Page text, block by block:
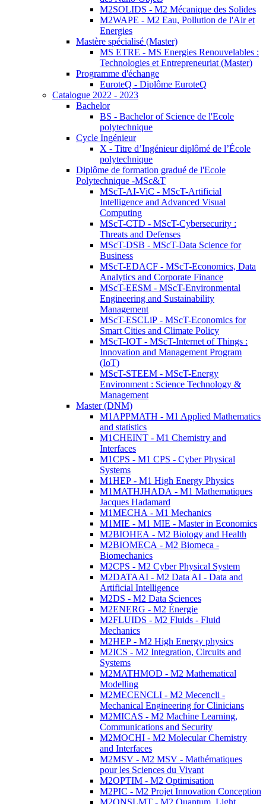
M2SOLIDS - M2 Mécanique des Solides
M2WAPE - M2 Eau, Pollution de l'Air et
Energies
Mastère spécialisé (Master)
MS ETRE - MS Energies Renouvelables :
Technologies et Entrepreneuriat (Master)
Programme d'échange
EuroteQ - Diplôme EuroteQ
Catalogue 2022 - 2023
Bachelor
BS - Bachelor of Science de l'Ecole
polytechnique
Cycle Ingénieur
X - Titre d’Ingénieur diplômé de l’École
polytechnique
Diplôme de formation gradué de l'Ecole
Polytechnique -MSc&T
MScT-AI-ViC - MScT-Artificial
Intelligence and Advanced Visual
Computing
MScT-CTD - MScT-Cybersecurity :
Threats and Defenses
MScT-DSB - MScT-Data Science for
Business
MScT-EDACF - MScT-Economics, Data
Analytics and Corporate Finance
MScT-EESM - MScT-Environmental
Engineering and Sustainability
Management
MScT-ESCLiP - MScT-Economics for
Smart Cities and Climate Policy
MScT-IOT - MScT-Internet of Things :
Innovation and Management Program
(IoT)
MScT-STEEM - MScT-Energy
Environment : Science Technology &
Management
Master (DNM)
M1APPMATH - M1 Applied Mathematics
and statistics
M1CHEINT - M1 Chemistry and
Interfaces
M1CPS - M1 CPS - Cyber Physical
Systems
M1HEP - M1 High Energy Physics
M1MATHJHADA - M1 Mathematiques
Jacques Hadamard
M1MECHA - M1 Mechanics
M1MIE - M1 MIE - Master in Economics
M2BIOHEA - M2 Biology and Health
M2BIOMECA - M2 Biomeca -
Biomechanics
M2CPS - M2 Cyber Physical System
M2DATAAI - M2 Data AI - Data and
Artificial Intelligence
M2DS - M2 Data Sciences
M2ENERG - M2 Énergie
M2FLUIDS - M2 Fluids - Fluid
Mechanics
M2HEP - M2 High Energy physics
M2ICS - M2 Integration, Circuits and
Systems
M2MATHMOD - M2 Mathematical
Modelling
M2MECENCLI - M2 Mecencli -
Mechanical Engineering for Clinicians
M2MICAS - M2 Machine Learning,
Communications and Security
M2MOCHI - M2 Molecular Chemistry
and Interfaces
M2MSV - M2 MSV - Mathématiques
pour les Sciences du Vivant
M2OPTIM - M2 Optimisation
M2PIC - M2 Projet Innovation Conception
M2QNSLMT - M2 Quantum, Light,